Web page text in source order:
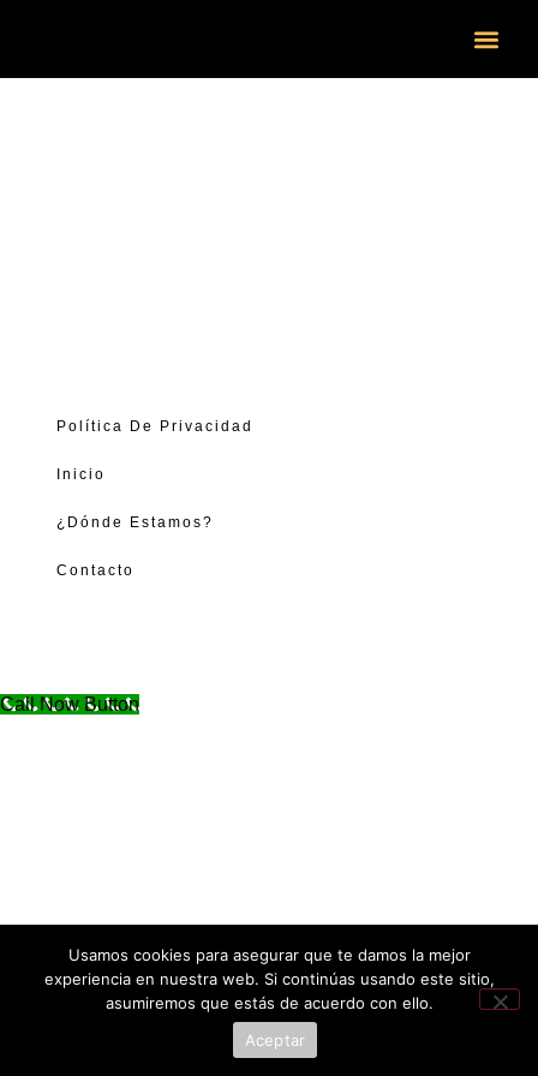
Política De Privacidad
Inicio
¿Dónde Estamos?
Contacto
Call Now Button
Usamos cookies para asegurar que te damos la mejor
experiencia en nuestra web. Si continúas usando este sitio,
asumiremos que estás de acuerdo con ello.
Aceptar